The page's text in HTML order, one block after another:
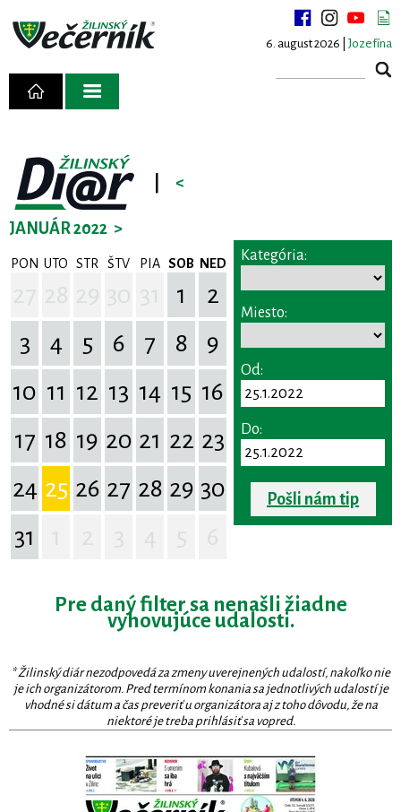
6. august 2026 | Jozefína
<
JANUÁR 2022 >
PON UTO STR ŠTV PIA SOB NED
1
2
3
4 5 6 7 8
9
10 11 12 13 14 15 16
17 18 19 20 21 22 23
24 25 26 27 28 29 30
31
Kategória:
Miesto:
Od:
Do:
Pošli nám tip
Pre daný filter sa nenašli žiadne
vyhovujúce udalosti.
* Žilinský diár nezodpovedá za zmeny uverejnených udalostí, nakoľko nie
je ich organizátorom. Pred termínom konania sa jednotlivých udalostí je
vhodné si dátum a čas preveriť u organizátora aj z toho dôvodu, že na
niektoré je treba prihlásiť sa vopred.